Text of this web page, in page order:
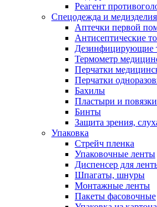
Реагент
Спецодежда и медизделия
Аптечки первой
Антисептические
Дезинфицирующие
Термометр
Перчатки
Перчатки
Бахилы
Пластыри и повязки
Бинты
Защита зрения,
Упаковка
Стрейч пленка
Упаковочные ленты
Диспенсер для
Шпагаты, шнуры
Монтажные ленты
Пакеты фасовочные